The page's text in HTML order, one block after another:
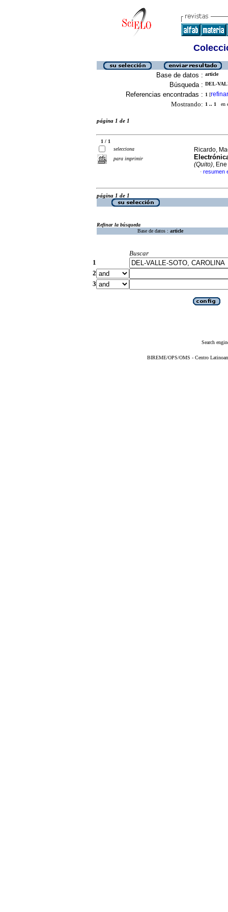
Base de datos : article
Búsqueda : DEL-
Referencias encontradas : 1 [refinar
Mostrando: 1 .. 1 en
página 1 de 1
1 / 1
selecciona
para imprimir
Ricardo,
(Quito),
· resumen
página 1 de 1
Refinar la búsqueda
Base de datos : article
Buscar
1
2
3
Search
BIREME/OPS/OMS - Centro